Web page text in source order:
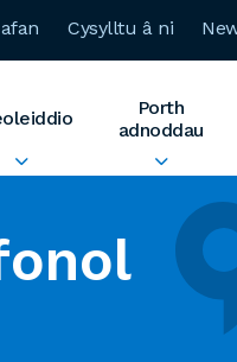
Cysylltu â ni
Porth
adnoddau